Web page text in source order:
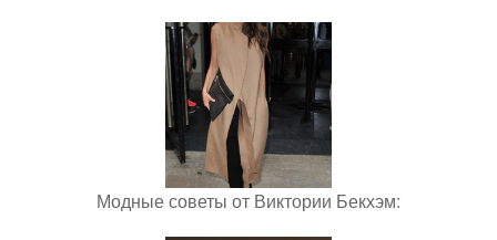
Модные советы от Виктории Бекхэм: